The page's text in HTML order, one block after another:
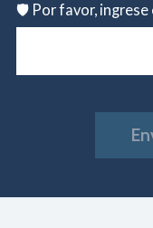
🛡️ Por favor, ingrese